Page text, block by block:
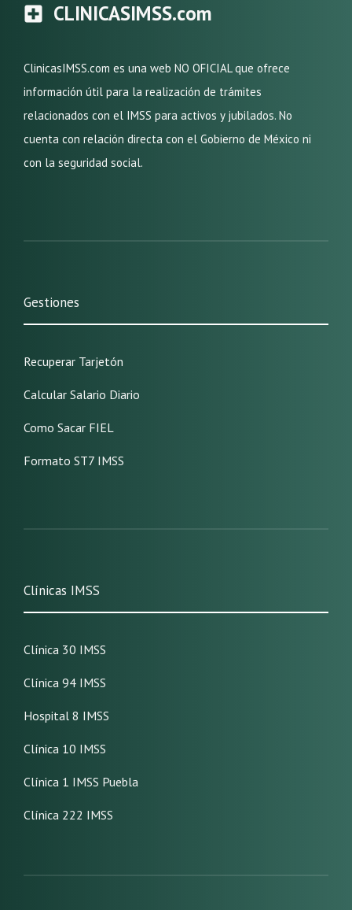
CLINICASIMSS.com
ClinicasIMSS.com es una web NO OFICIAL que ofrece
información útil para la realización de trámites
relacionados con el IMSS para activos y jubilados. No
cuenta con relación directa con el Gobierno de México ni
con la seguridad social.
Gestiones
Recuperar Tarjetón
Calcular Salario Diario
Como Sacar FIEL
Formato ST7 IMSS
Clínicas IMSS
Clínica 30 IMSS
Clínica 94 IMSS
Hospital 8 IMSS
Clínica 10 IMSS
Clínica 1 IMSS Puebla
Clínica 222 IMSS